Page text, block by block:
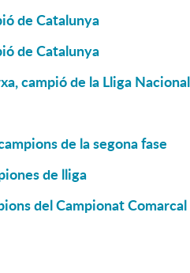
de Catalunya
de Catalunya
campió de la Lliga Nacional
de la segona fase
de lliga
del Campionat